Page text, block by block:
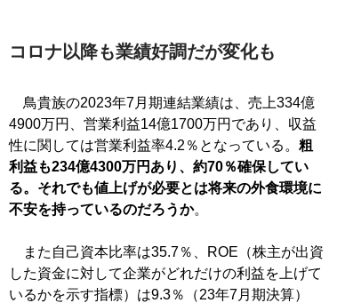
コロナ以降も業績好調だが変化も
鳥貴族の2023年7月期連結業績は、売上334億
4900万円、営業利益14億1700万円であり、収益
性に関しては営業利益率4.2％となっている。 粗
利益も234億4300万円あり、約70％確保してい
る。それでも値上げが必要とは将来の外食環境に
不安を持っているのだろうか。
また自己資本比率は35.7％、ROE（株主が出資
した資金に対して企業がどれだけの利益を上げて
いるかを示す指標）は9.3％（23年7月期決算）